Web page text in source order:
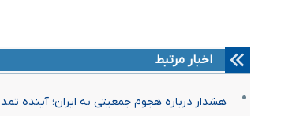
اخبار مرتبط
هشدار درباره هجوم جمعیتی به ایران؛ آینده